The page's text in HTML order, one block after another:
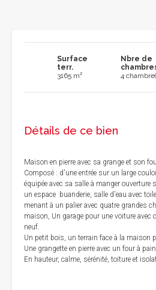
Surface
terr.
3165 m²
Nbre de
4
Détails de ce bien
Maison en pierre avec sa grange et son
Composé : d'une entrée sur un large
équipée avec sa salle à manger ouverture
un espace buanderie, salle d'eau avec
menant à un palier avec quatre grandes
maison, Un garage pour une voiture avec
neuf.
Un petit bois, un terrain face à la maison
Une grangette en pierre avec un four à
En hauteur, calme, sérénité, toiture et